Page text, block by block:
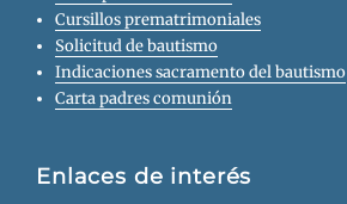
Cursillos prematrimoniales
Solicitud de bautismo
Indicaciones sacramento del bautismo
Carta padres comunión
Enlaces de interés